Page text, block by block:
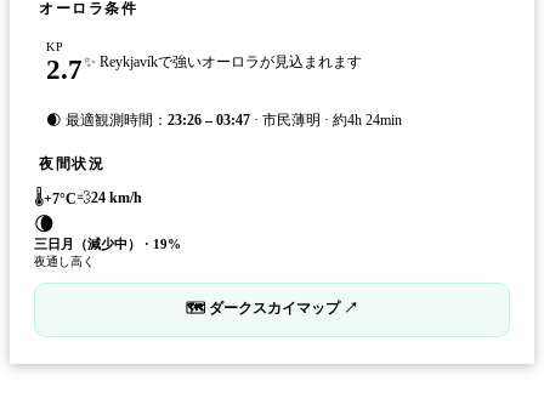
オーロラ条件
KP
2.7✨ Reykjavíkで強いオーロラが見込まれます
🌒 最適観測時間： 23:26 – 03:47 · 市民薄明 · 約4h 24min
夜間状況
🌡️+7°C💨24 km/h
🌘
三日月（減少中） · 19%
夜通し高く
🗺 ダークスカイマップ ↗